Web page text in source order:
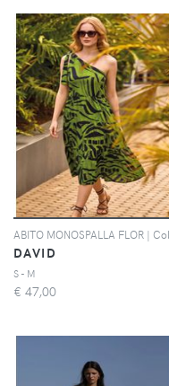
DAVID
S - M
€ 47,00